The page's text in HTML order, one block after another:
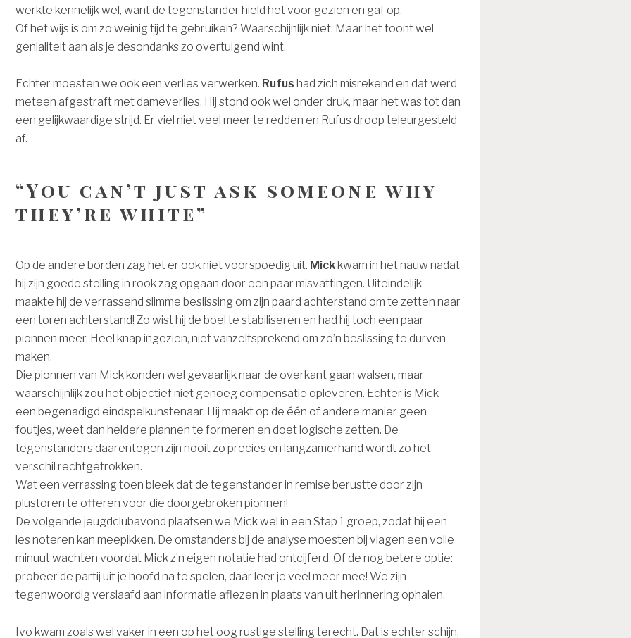
werkte kennelijk wel, want de tegenstander hield het voor gezien en gaf op.
Of het wijs is om zo weinig tijd te gebruiken? Waarschijnlijk niet. Maar het toont wel
genialiteit aan als je desondanks zo overtuigend wint.
Echter moesten we ook een verlies verwerken. Rufus had zich misrekend en dat werd
meteen afgestraft met dameverlies. Hij stond ook wel onder druk, maar het was tot dan
een gelijkwaardige strijd. Er viel niet veel meer te redden en Rufus droop teleurgesteld
af.
“You can’t just ask someone why
they’re white”
Op de andere borden zag het er ook niet voorspoedig uit. Mick kwam in het nauw nadat
hij zijn goede stelling in rook zag opgaan door een paar misvattingen. Uiteindelijk
maakte hij de verrassend slimme beslissing om zijn paard achterstand om te zetten naar
een toren achterstand! Zo wist hij de boel te stabiliseren en had hij toch een paar
pionnen meer. Heel knap ingezien, niet vanzelfsprekend om zo’n beslissing te durven
maken.
Die pionnen van Mick konden wel gevaarlijk naar de overkant gaan walsen, maar
waarschijnlijk zou het objectief niet genoeg compensatie opleveren. Echter is Mick
een begenadigd eindspelkunstenaar. Hij maakt op de één of andere manier geen
foutjes, weet dan heldere plannen te formeren en doet logische zetten. De
tegenstanders daarentegen zijn nooit zo precies en langzamerhand wordt zo het
verschil rechtgetrokken.
Wat een verrassing toen bleek dat de tegenstander in remise berustte door zijn
plustoren te offeren voor die doorgebroken pionnen!
De volgende jeugdclubavond plaatsen we Mick wel in een Stap 1 groep, zodat hij een
les noteren kan meepikken. De omstanders bij de analyse moesten bij vlagen een volle
minuut wachten voordat Mick z’n eigen notatie had ontcijferd. Of de nog betere optie:
probeer de partij uit je hoofd na te spelen, daar leer je veel meer mee! We zijn
tegenwoordig verslaafd aan informatie aflezen in plaats van uit herinnering ophalen.
Ivo kwam zoals wel vaker in een op het oog rustige stelling terecht. Dat is echter schijn,